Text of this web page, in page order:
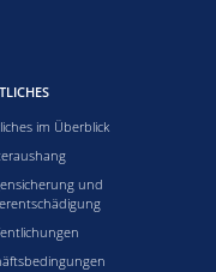
im Überblick
und